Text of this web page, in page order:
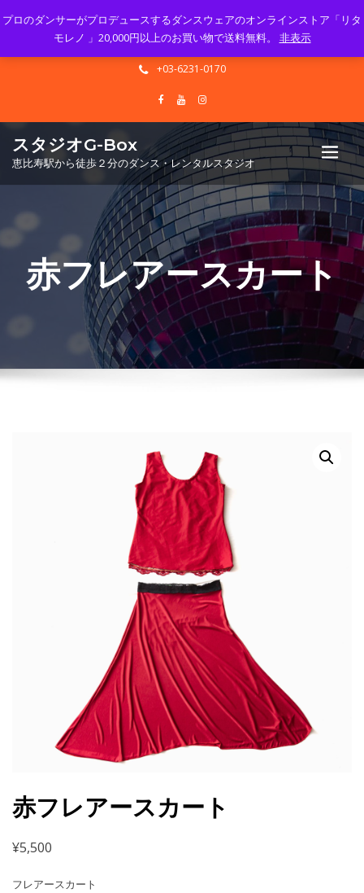
Mon - Sun 10.00 - 23.00
info@gbox-tango.com
+03-6231-0170
スタジオG-Box
恵比寿駅から徒歩２分のダンス・レンタルスタジオ
赤フレアースカート
赤フレアースカート
¥5,500
フレアースカート
プロのダンサーがプロデュースするダンスウェアのオンラインストア「リタ
モレノ 」20,000円以上のお買い物で送料無料。 非表示